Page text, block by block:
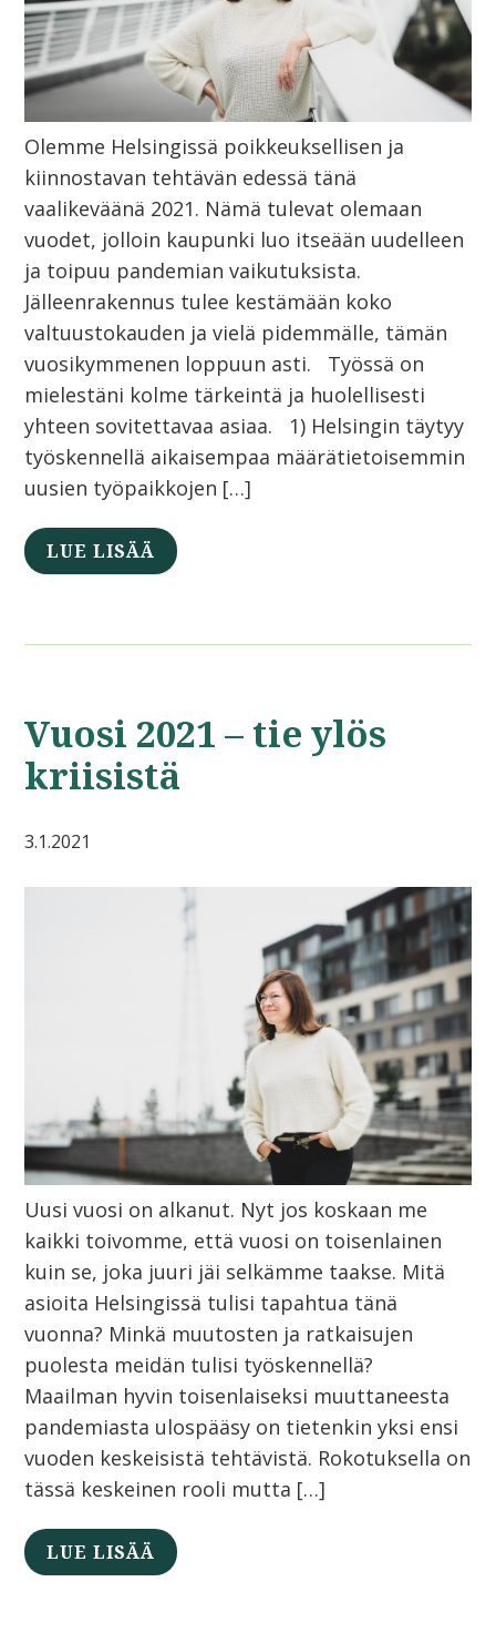
Olemme Helsingissä poikkeuksellisen ja
kiinnostavan tehtävän edessä tänä
vaalikeväänä 2021. Nämä tulevat olemaan
vuodet, jolloin kaupunki luo itseään uudelleen
ja toipuu pandemian vaikutuksista.
Jälleenrakennus tulee kestämään koko
valtuustokauden ja vielä pidemmälle, tämän
vuosikymmenen loppuun asti. Työssä on
mielestäni kolme tärkeintä ja huolellisesti
yhteen sovitettavaa asiaa. 1) Helsingin täytyy
työskennellä aikaisempaa määrätietoisemmin
uusien työpaikkojen […]
LUE LISÄÄ
Vuosi 2021 – tie ylös
kriisistä
3.1.2021
Uusi vuosi on alkanut. Nyt jos koskaan me
kaikki toivomme, että vuosi on toisenlainen
kuin se, joka juuri jäi selkämme taakse. Mitä
asioita Helsingissä tulisi tapahtua tänä
vuonna? Minkä muutosten ja ratkaisujen
puolesta meidän tulisi työskennellä?
Maailman hyvin toisenlaiseksi muuttaneesta
pandemiasta ulospääsy on tietenkin yksi ensi
vuoden keskeisistä tehtävistä. Rokotuksella on
tässä keskeinen rooli mutta […]
LUE LISÄÄ